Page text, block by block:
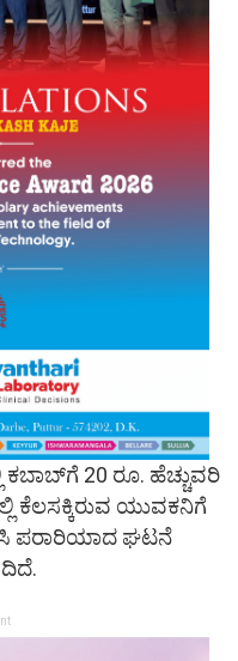
20 ರೂ. ಹೆಚ್ಚುವರಿ
ಕೆಲಸಕ್ಕಿರುವ ಯುವಕನಿಗೆ
ಪರಾರಿಯಾದ ಘಟನೆ